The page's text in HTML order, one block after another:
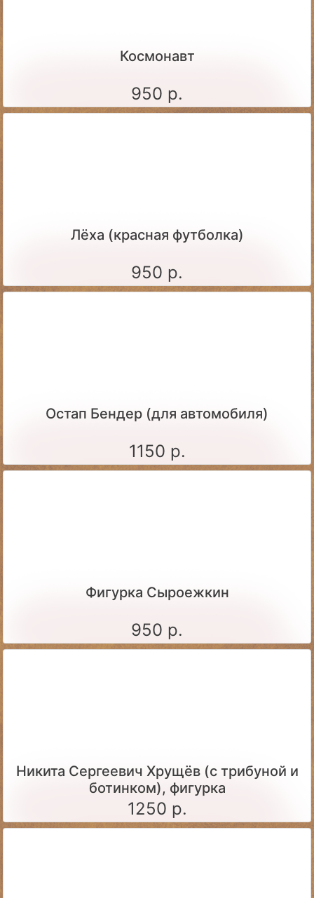
Космонавт
950 р.
Лёха (красная футболка)
950 р.
Остап Бендер (для автомобиля)
1150 р.
Фигурка Сыроежкин
950 р.
Никита Сергеевич Хрущёв (с трибуной и
ботинком), фигурка
1250 р.